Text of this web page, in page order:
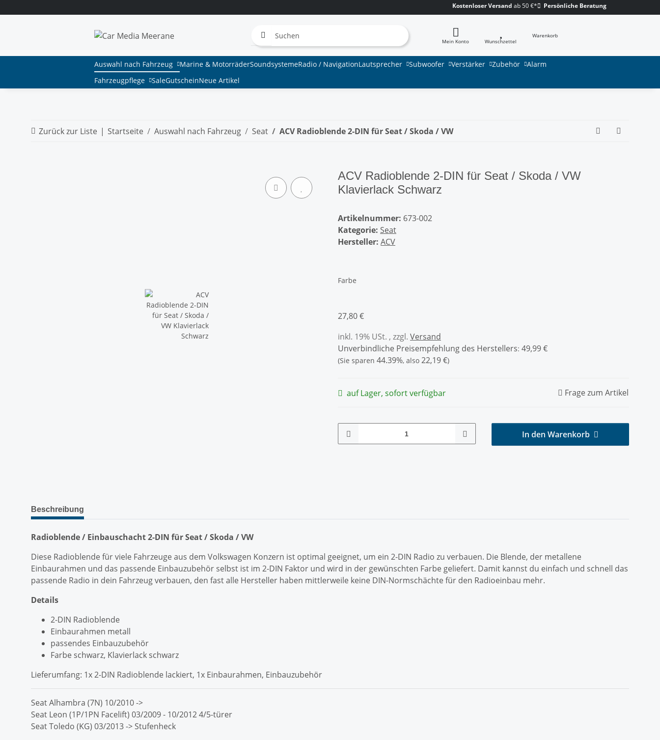
Kostenloser Versand ab 50 €* Persönliche Beratung
Mein Konto Wunschzettel
Warenkorb
Auswahl nach Fahrzeug Marine & MotorräderSoundsystemeRadio / NavigationLautsprecher Subwoofer Verstärker Zubehör
Alarm
Fahrzeugpflege
SaleGutscheinNeue Artikel
Zurück zur Liste Startseite Auswahl nach Fahrzeug Seat ACV Radioblende 2-DIN für Seat / Skoda / VW
ACV Radioblende 2-DIN für Seat / Skoda / VW
Klavierlack Schwarz
Artikelnummer: 673-002
Kategorie: Seat
Hersteller: ACV
Farbe
27,80 €
inkl. 19% USt. , zzgl. Versand
Unverbindliche Preisempfehlung des Herstellers: 49,99 €
(Sie sparen 44.39%, also 22,19 €)
auf Lager, sofort verfügbar Frage zum Artikel
In den Warenkorb
weitere Registerkarten anzeigen
Beschreibung
Radioblende / Einbauschacht 2-DIN für Seat / Skoda / VW
Diese Radioblende für viele Fahrzeuge aus dem Volkswagen Konzern ist optimal geeignet, um ein 2-DIN Radio zu verbauen. Die Blende, der metallene
Einbaurahmen und das passende Einbauzubehör selbst ist im 2-DIN Faktor und wird in der gewünschten Farbe geliefert. Damit kannst du einfach und schnell das
passende Radio in dein Fahrzeug verbauen, den fast alle Hersteller haben mittlerweile keine DIN-Normschächte für den Radioeinbau mehr.
Details
2-DIN Radioblende
Einbaurahmen metall
passendes Einbauzubehör
Farbe schwarz, Klavierlack schwarz
Lieferumfang: 1x 2-DIN Radioblende lackiert, 1x Einbaurahmen, Einbauzubehör
Seat Alhambra (7N) 10/2010 ->
Seat Leon (1P/1PN Facelift) 03/2009 - 10/2012 4/5-türer
Seat Toledo (KG) 03/2013 -> Stufenheck